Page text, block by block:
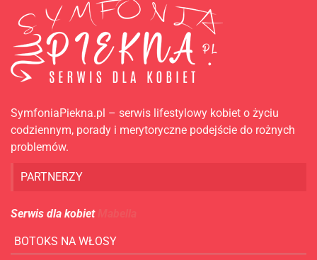
SymfoniaPiekna.pl – serwis lifestylowy kobiet o życiu
codziennym, porady i merytoryczne podejście do rożnych
problemów.
PARTNERZY
Serwis dla kobiet
BOTOKS NA WŁOSY